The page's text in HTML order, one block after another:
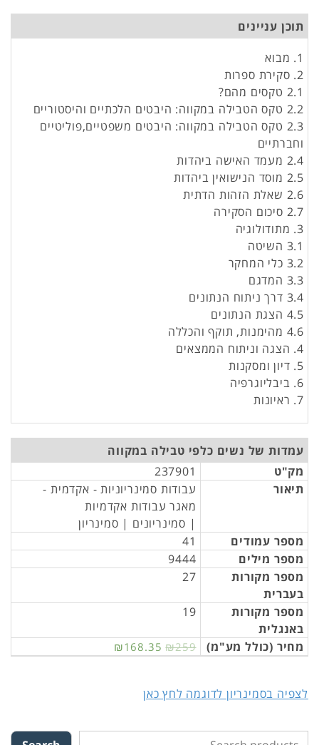
תוכן עניינים
1. מבוא
2. סקירת ספרות
2.1 טקסים מהם?
2.2 טקס הטבילה במקווה: היבטים הלכתיים והיסטוריים
2.3 טקס הטבילה במקווה: היבטים משפטיים,פוליטיים
וחברתיים
2.4 מעמד האישה ביהדות
2.5 מוסד הנישואין ביהדות
2.6 שאלת הזהות הדתית
2.7 סיכום הסקירה
3. מתודולוגיה
3.1 השיטה
3.2 כלי המחקר
3.3 המדגם
3.4 דרך ניתוח הנתונים
4.5 הצגת הנתונים
4.6 מהימנות, תוקף והכללה
4. הצגה וניתוח הממצאים
5. דיון ומסקנות
6. ביבליוגרפיה
7. ראיונות
עמדות של נשים כלפי טבילה במקווה
מק"ט
237901
תיאור
עבודות סמינריוניות - אקדמית -
מאגר עבודות אקדמיות
| סמינריונים | סמינריון
מספר עמודים
41
מספר מילים
9444
מספר מקורות
בעברית
27
מספר מקורות
באנגלית
19
מחיר (כולל מע"מ) ₪168.35 ₪259
לצפיה בסמינריון לדוגמה לחץ כאן